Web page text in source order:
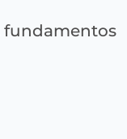
fundamentos